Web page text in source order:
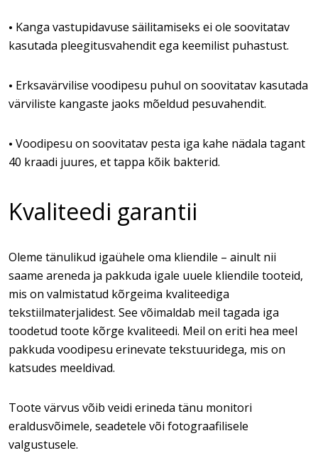
• Kanga vastupidavuse säilitamiseks ei ole soovitatav
kasutada pleegitusvahendit ega keemilist puhastust.
• Erksavärvilise voodipesu puhul on soovitatav kasutada
värviliste kangaste jaoks mõeldud pesuvahendit.
• Voodipesu on soovitatav pesta iga kahe nädala tagant
40 kraadi juures, et tappa kõik bakterid.
Kvaliteedi garantii
Oleme tänulikud igaühele oma kliendile – ainult nii
saame areneda ja pakkuda igale uuele kliendile tooteid,
mis on valmistatud kõrgeima kvaliteediga
tekstiilmaterjalidest. See võimaldab meil tagada iga
toodetud toote kõrge kvaliteedi. Meil on eriti hea meel
pakkuda voodipesu erinevate tekstuuridega, mis on
katsudes meeldivad.
Toote värvus võib veidi erineda tänu monitori
eraldusvõimele, seadetele või fotograafilisele
valgustusele.